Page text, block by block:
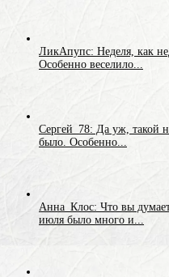
ЛикАпупс: Неделя, как
Особенно веселило...
Сергей_78: Да уж, такой
было. Особенно...
Анна_Клос: Что вы
июля было много и...